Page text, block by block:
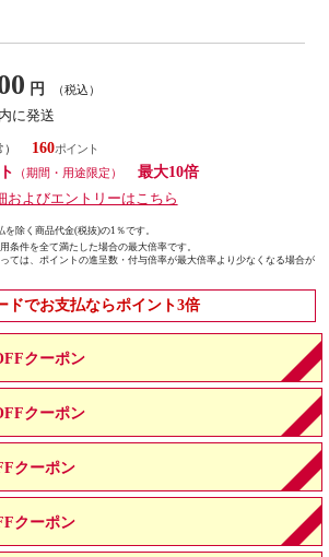
円 （税込）
に発送
160
（期間・用途限定）
最大10倍
およびエントリーはこちら
除く商品代金(税抜)の1％です。
条件を全て満たした場合の最大倍率です。
ては、ポイントの進呈数・付与倍率が最大倍率より少なくなる場合が
ドでお支払ならポイント3倍
クーポン
クーポン
クーポン
クーポン